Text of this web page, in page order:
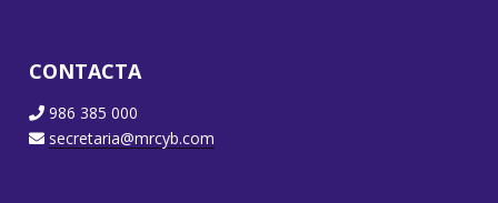
CONTACTA
986 385 000
secretaria@mrcyb.com